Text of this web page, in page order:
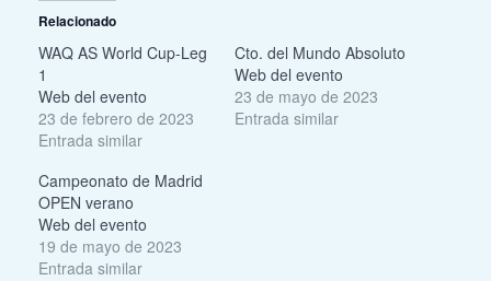
Relacionado
WAQ AS World Cup-Leg
1
Web del evento
23 de febrero de 2023
Entrada similar
Cto. del Mundo Absoluto
Web del evento
23 de mayo de 2023
Entrada similar
Campeonato de Madrid
OPEN verano
Web del evento
19 de mayo de 2023
Entrada similar